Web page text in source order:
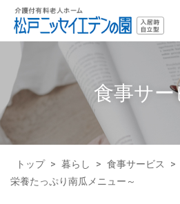
食事サ
トップ > 暮らし > 食事サービス >
栄養たっぷり南瓜メニュー～